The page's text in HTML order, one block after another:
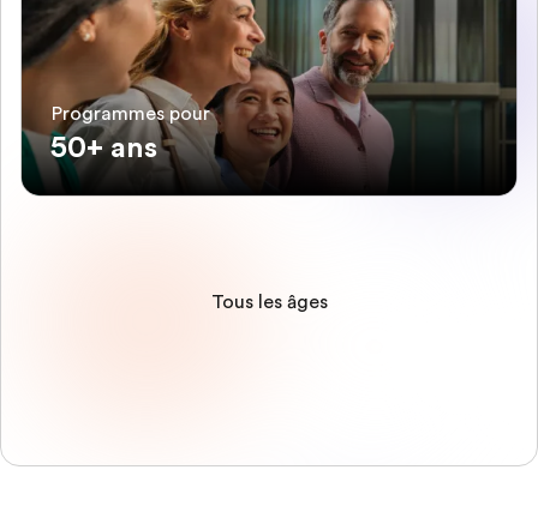
Programmes pour
50+ ans
Tous les âges